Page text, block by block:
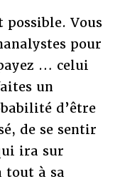
possible. Vous
pour
… celui
un
d’être
de se sentir
ira sur
à sa